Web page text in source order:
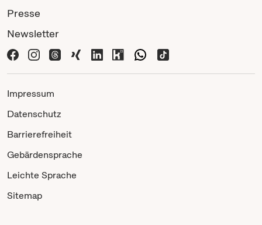
Presse
Newsletter
Impressum
Datenschutz
Barrierefreiheit
Gebärdensprache
Leichte Sprache
Sitemap